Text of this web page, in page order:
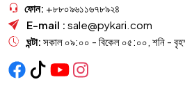
ফোন: +৮৮০৯৬১১৬৭৮৯২৪
E-mail : sale@pykari.com
ঘন্টা: সকাল ০৯:০০ - বিকেল ০৫:০০, শনি -